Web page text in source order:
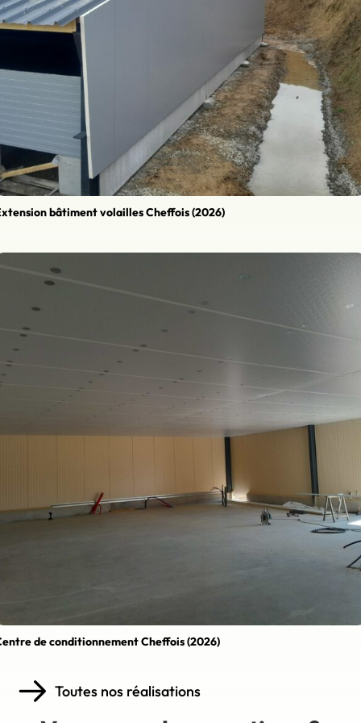
bâtiment volailles Cheffois (2026)
de conditionnement Cheffois (2026)
Toutes nos réalisations